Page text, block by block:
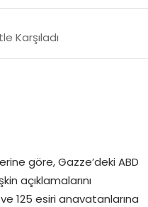
Karşıladı
göre, Gazze’deki ABD
açıklamalarını
125 esiri anavatanlarına